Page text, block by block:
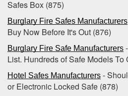
Safes Box (875)
Burglary Fire Safes Manufacturers
Buy Now Before It's Out (876)
Burglary Fire Safe Manufacturers
List. Hundreds of Safe Models To
Hotel Safes Manufacturers -
or Electronic Locked Safe (878)